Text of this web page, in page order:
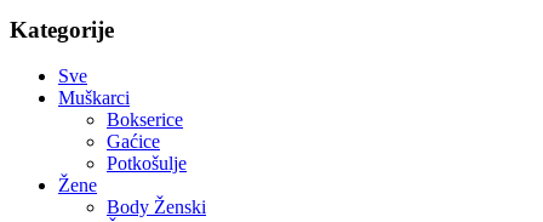
Kategorije
Sve
Muškarci
Bokserice
Gaćice
Potkošulje
Žene
Body Ženski